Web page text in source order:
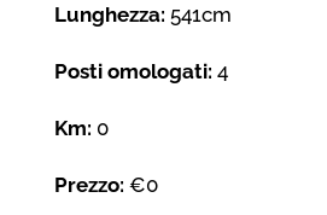
Lunghezza: 541cm
Posti omologati: 4
Km: 0
Prezzo: €0